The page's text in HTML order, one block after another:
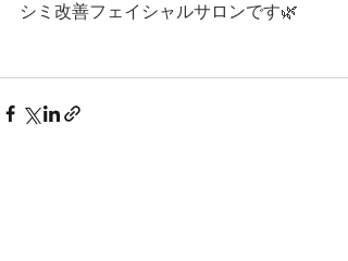
シミ改善フェイシャルサロンです🌿